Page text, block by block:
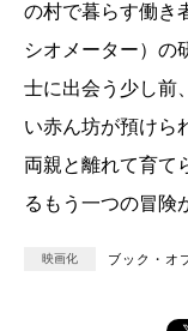
の村で暮らす働き
シオメーター）の
士に出会う少し前
い赤ん坊が預けら
両親と離れて育
るもう一つの冒険
映画化 ブック・オ